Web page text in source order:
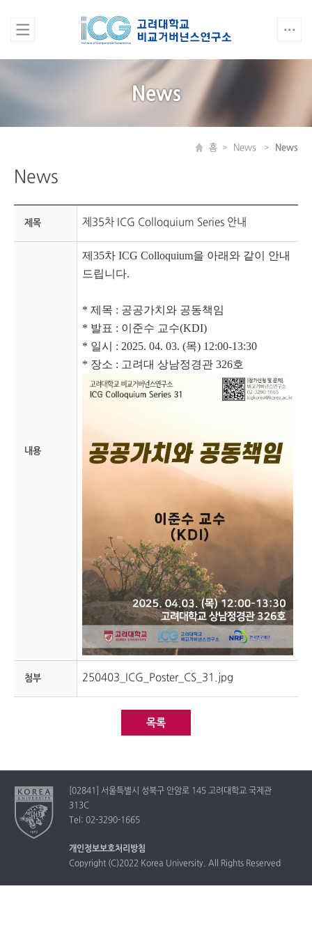
News
홈 News News
News
제목 제35차 ICG Colloquium Series 안내
내용
제35차 ICG Colloquium을 아래와 같이 안내
드립니다.
* 제목 : 공공가치와 공동책임
* 발표 : 이준수 교수(KDI)
* 일시 : 2025. 04. 03. (목) 12:00-13:30
* 장소 : 고려대 상남정경관 326호
첨부 250403_ICG_Poster_CS_31.jpg
목록
[02841] 서울특별시 성북구 안암로 145 고려대학교 국제관
313C
Tel: 02-3290-1665
개인정보보호처리방침
Copyright (C)2022 Korea University. All Rights Reserved